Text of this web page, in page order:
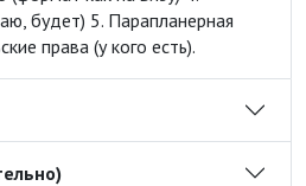
будет) 5. Парапланерная
права (у кого есть).